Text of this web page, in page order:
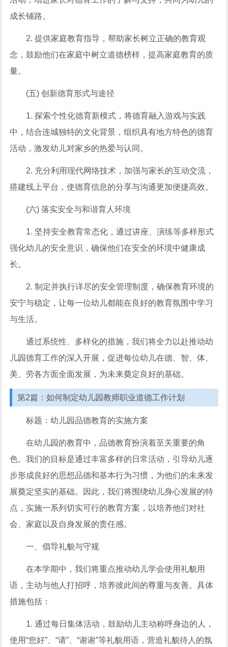
成长铺路。
2. 提供家庭教育指导，帮助家长树立正确的教育观
念，鼓励他们在家庭中树立道德榜样，提高家庭教育的质
量。
(五) 创新德育形式与途径
1. 探索个性化德育新模式，将德育融入游戏与实践
中，结合连城独特的文化背景，组织具有地方特色的德育
活动，激发幼儿对家乡的热爱与认同。
2. 充分利用现代网络技术，加强与家长的互动交流，
搭建线上平台，使德育信息的分享与沟通更加便捷高效。
(六) 落实安全与和谐育人环境
1. 坚持安全教育常态化，通过讲座、演练等多样形式
强化幼儿的安全意识，确保他们在安全的环境中健康成
长。
2. 制定并执行详尽的安全管理制度，确保教育环境的
安宁与稳定，让每一位幼儿都能在良好的教育氛围中学习
与生活。
通过系统性、多样化的措施，我们将全力以赴推动幼
儿园德育工作的深入开展，促进每位幼儿在德、智、体、
美、劳各方面全面发展，为未来奠定良好的基础。
第2篇：如何制定幼儿园教师职业道德工作计划
标题：幼儿园品德教育的实施方案
在幼儿园的教育中，品德教育扮演着至关重要的角
色。我们的目标是通过丰富多样的日常活动，引导幼儿逐
步形成良好的思想品德和基本行为习惯，为他们的未来发
展奠定坚实的基础。因此，我们将围绕幼儿身心发展的特
点，实施一系列切实可行的教育方案，以培养他们对社
会、家庭以及自身发展的责任感。
一、倡导礼貌与守规
在本学期中，我们将重点推动幼儿学会使用礼貌用
语，主动与他人打招呼，培养彼此间的尊重与友善。具体
措施包括：
1. 通过每日集体活动，鼓励幼儿主动称呼身边的人，
使用“您好”、“请”、“谢谢”等礼貌用语，营造礼貌待人的氛